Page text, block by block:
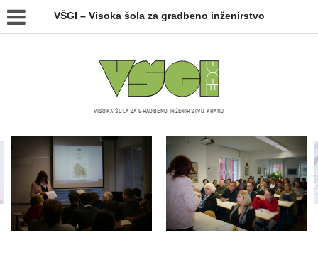
VŠGI – Visoka šola za gradbeno inženirstvo
VISOKA ŠOLA ZA GRADBENO INŽENIRSTVO KRANJ
Galerija slik